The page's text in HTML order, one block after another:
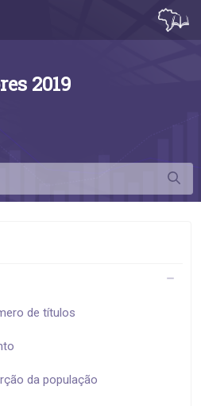
da pós-graduação -
2019
de títulos
da população